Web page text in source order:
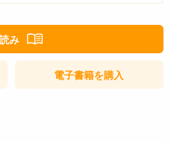
み
電子書籍を購入